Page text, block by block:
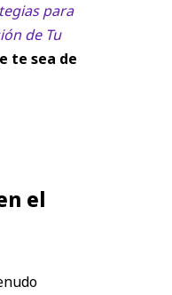
para
de Tu
te sea de
el